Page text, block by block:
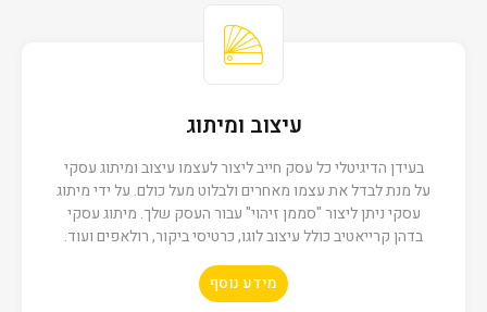
עיצוב ומיתוג
בעידן הדיגיטלי כל עסק חייב ליצור לעצמו עיצוב ומיתוג עסקי
על מנת לבדל את עצמו מאחרים ולבלוט מעל כולם. על ידי מיתוג
עסקי ניתן ליצור "סממן זיהוי" עבור העסק שלך. מיתוג עסקי
בדהן קרייאטיב כולל עיצוב לוגו, כרטיסי ביקור, רולאפים ועוד.
מידע נוסף
קבוצת צור